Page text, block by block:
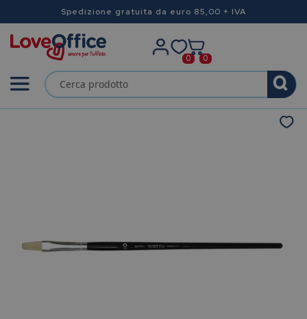
Spedizione gratuita da euro 85,00 + IVA
0 0